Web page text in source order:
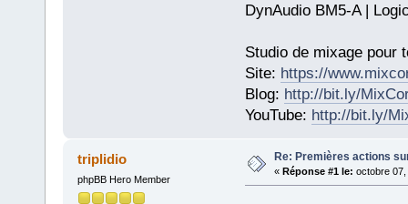
DynAudio BM5-A |
Studio de mixage pour
Site: https://
Blog: http://bit.ly/
YouTube: http://bit.ly/
triplidio
phpBB Hero Member
Re: Premières actions
« Réponse #1 le: octobre 07,